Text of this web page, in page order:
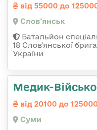
від 55000 до
Слов'янськ
Батальйон
18 Слов'янської
України
Медик-
від 20100 до
Суми